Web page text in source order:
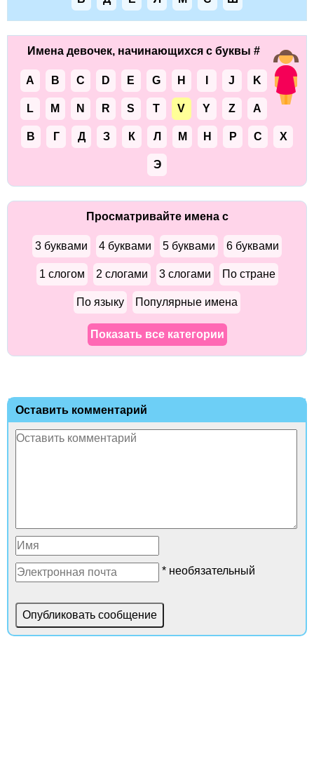
Имена девочек, начинающихся с буквы #
A B C D E G H J K
L M N R S T V Y Z А
В Г Д З К Л М Н Р С Х
Э
Просматривайте имена с
3 буквами 4 буквами 5 буквами 6 буквами
1 слогом 2 слогами 3 слогами По стране
По языку Популярные имена
Показать все категории
Оставить комментарий
* необязательный